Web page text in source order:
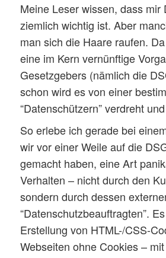
Meine Leser wissen, dass mir
ziemlich wichtig ist. Aber
man sich die Haare raufen.
eine im Kern vernünftige
Gesetzgebers (nämlich die
schon wird es von einer
“Datenschützern” verdreht
So erlebe ich gerade bei
wir vor einer Weile auf die
gemacht haben, eine Art
Verhalten – nicht durch den
sondern durch dessen
“Datenschutzbeauftragten”.
Erstellung von HTML-/CSS-
Webseiten ohne Cookies –